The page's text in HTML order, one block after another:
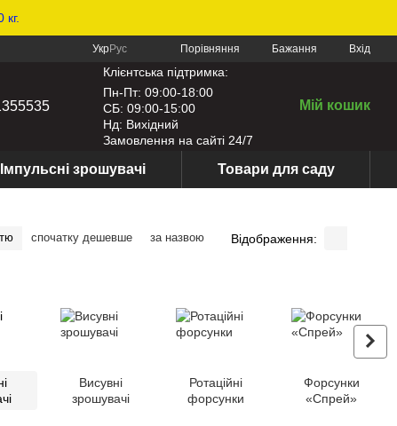
УкрРус Порівняння Бажання Вхід
Клієнтська підтримка:
Пн-Пт: 09:00-18:00
СБ: 09:00-15:00
Нд: Вихідний
Замовлення на сайті 24/7
Мій кошик
Імпульсні зрошувачі Товари для саду
спочатку дешевше за назвою Відображення:
Висувні
зрошувачі
Ротаційні
форсунки
Форсунки
«Спрей»